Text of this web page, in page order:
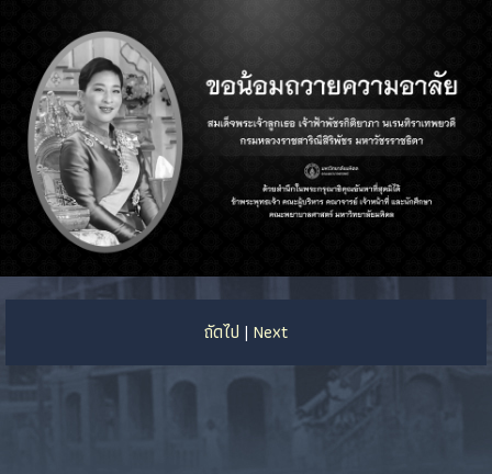
ถัดไป | Next